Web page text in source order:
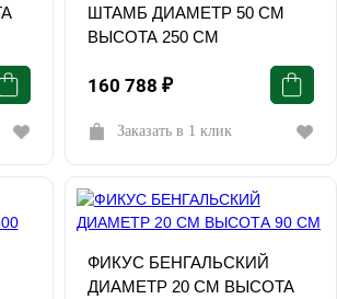
ШТАМБ ДИАМЕТР 50 СМ
ВЫСОТА 250 СМ
160 788 ₽
Заказать в 1 клик
ФИКУС БЕНГАЛЬСКИЙ
ДИАМЕТР 20 СМ ВЫСОТА